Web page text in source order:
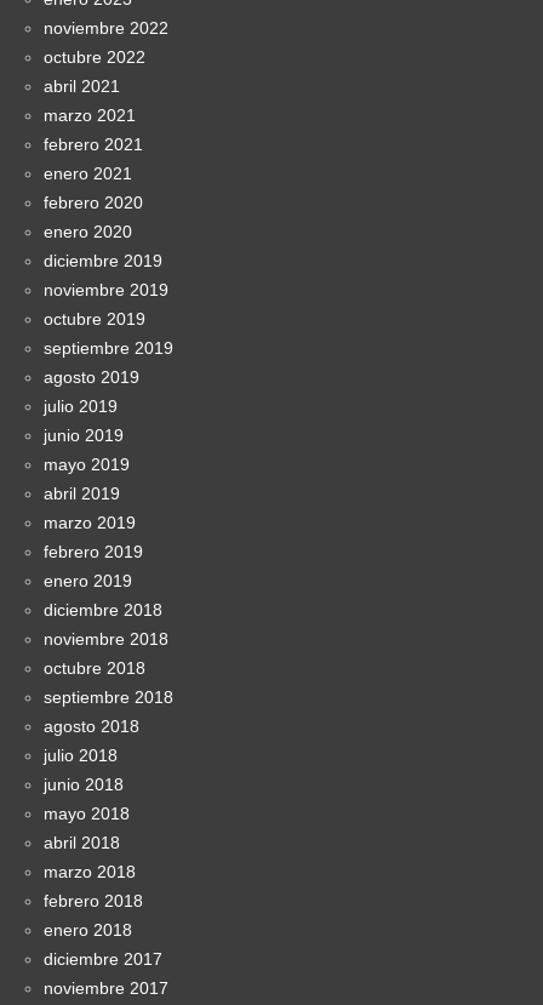
noviembre 2022
octubre 2022
abril 2021
marzo 2021
febrero 2021
enero 2021
febrero 2020
enero 2020
diciembre 2019
noviembre 2019
octubre 2019
septiembre 2019
agosto 2019
julio 2019
junio 2019
mayo 2019
abril 2019
marzo 2019
febrero 2019
enero 2019
diciembre 2018
noviembre 2018
octubre 2018
septiembre 2018
agosto 2018
julio 2018
junio 2018
mayo 2018
abril 2018
marzo 2018
febrero 2018
enero 2018
diciembre 2017
noviembre 2017